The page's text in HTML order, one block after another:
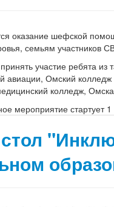
оказание шефской
семьям участников
участие ребята
авиации, Омский
колледж,
мероприятие стартует